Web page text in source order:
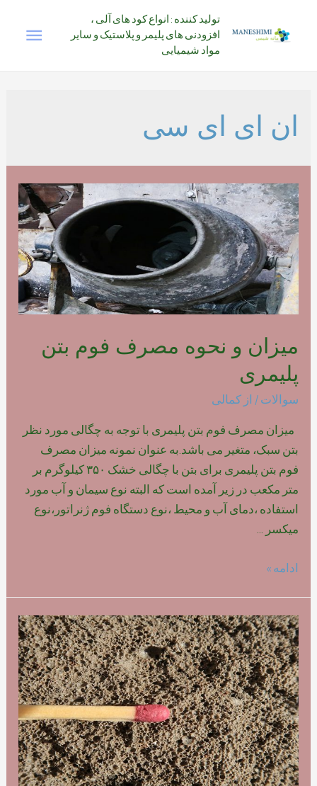
تولید کننده : انواع کود های آلی ،
افزودنی های پلیمر و پلاستیک و سایر
مواد شیمیایی
ان ای ای سی
میزان و نحوه مصرف فوم بتن
پلیمری
سوالات / از کمالی
میزان مصرف فوم بتن پلیمری با توجه به چگالی مورد نظر
بتن سبک، متغیر می باشد.به عنوان نمونه میزان مصرف
فوم بتن پلیمری برای بتن با چگالی خشک ۳۵۰ کیلوگرم بر
متر مکعب در زیر آمده است که البته نوع سیمان و آب مورد
استفاده ،دمای آب و محیط ،نوع دستگاه فوم ژنراتور،نوع
میکسر …
میزان
مصرف
فوم
بتن
پلیمری
ادامه »